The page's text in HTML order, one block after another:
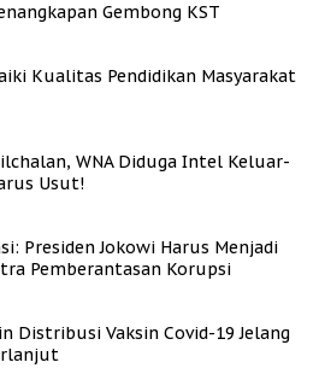
Gembong KST
Kualitas Pendidikan Masyarakat
WNA Diduga Intel Keluar-
Usut!
Presiden Jokowi Harus Menjadi
Pemberantasan Korupsi
Distribusi Vaksin Covid-19 Jelang